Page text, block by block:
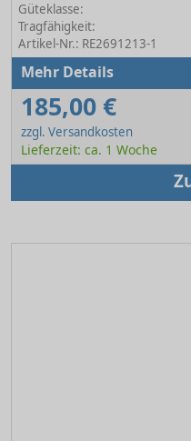
Güteklasse:
Tragfähigkeit:
Artikel-Nr.: RE2691213-1
Mehr Details
185,00 €
zzgl. Versandkosten
Lieferzeit: ca. 1 Woche